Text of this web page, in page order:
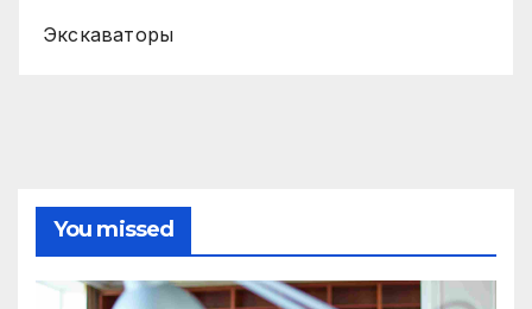
Экскаваторы
You missed